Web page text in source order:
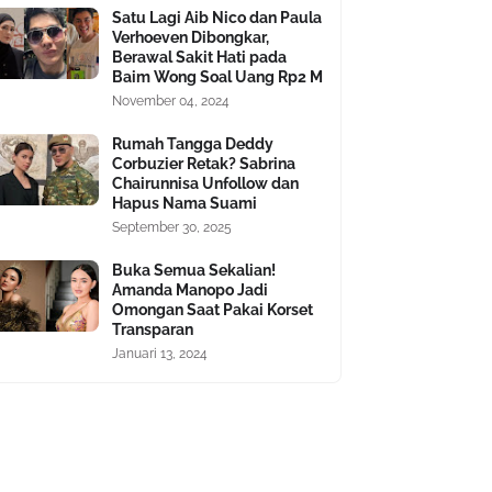
Satu Lagi Aib Nico dan Paula
Verhoeven Dibongkar,
Berawal Sakit Hati pada
Baim Wong Soal Uang Rp2 M
November 04, 2024
Rumah Tangga Deddy
Corbuzier Retak? Sabrina
Chairunnisa Unfollow dan
Hapus Nama Suami
September 30, 2025
Buka Semua Sekalian!
Amanda Manopo Jadi
Omongan Saat Pakai Korset
Transparan
Januari 13, 2024